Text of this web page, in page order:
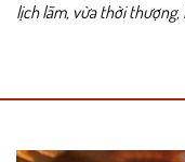
lịch lãm, vừa thời